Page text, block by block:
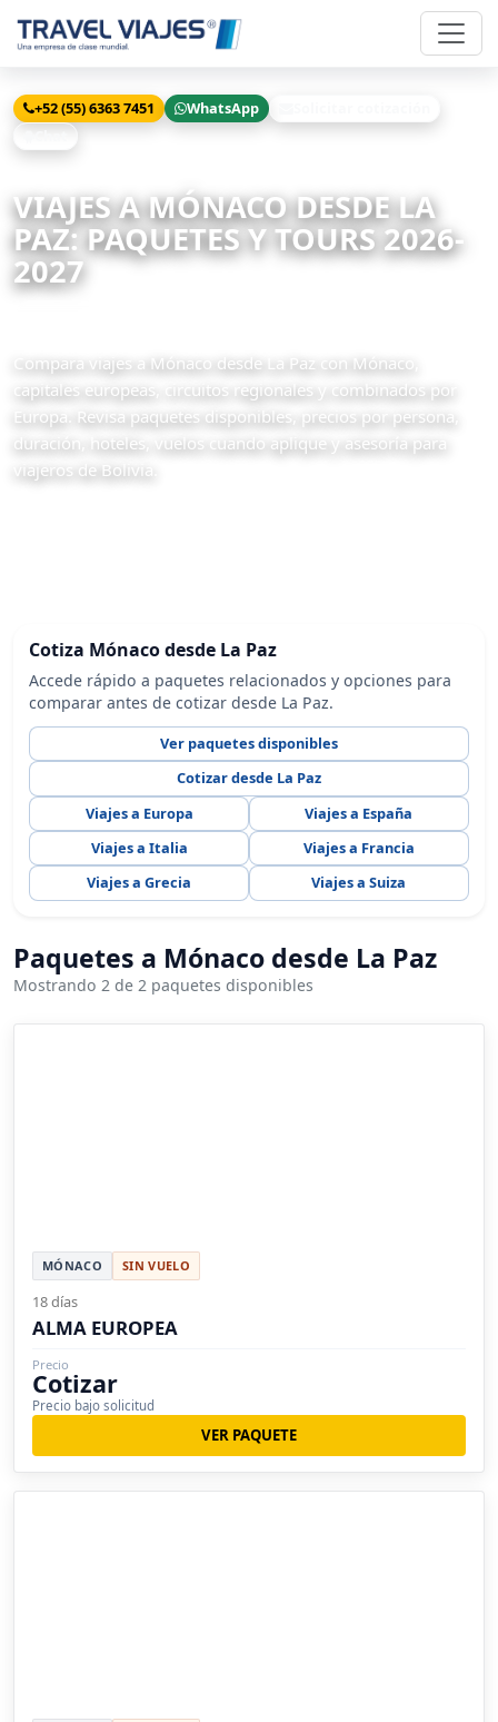
+52 (55) 6363 7451 WhatsApp
VIAJES A MÓNACO DESDE LA
PAZ: PAQUETES Y TOURS 2026-
2027
Compara viajes a Mónaco desde La Paz con Mónaco,
capitales europeas, circuitos regionales y combinados por
Europa. Revisa paquetes disponibles, precios por persona,
duración, hoteles, vuelos cuando aplique y asesoría para
viajeros de Bolivia.
Cotiza Mónaco desde La Paz
Accede rápido a paquetes relacionados y opciones para
comparar antes de cotizar desde La Paz.
Ver paquetes disponibles
Cotizar desde La Paz
Viajes a Europa
Viajes a España
Viajes a Italia
Viajes a Francia
Viajes a Grecia
Viajes a Suiza
Paquetes a Mónaco desde La Paz
Mostrando 2 de 2 paquetes disponibles
MÓNACO SIN VUELO
18 días
ALMA EUROPEA
Precio
Cotizar
Precio bajo solicitud
VER PAQUETE